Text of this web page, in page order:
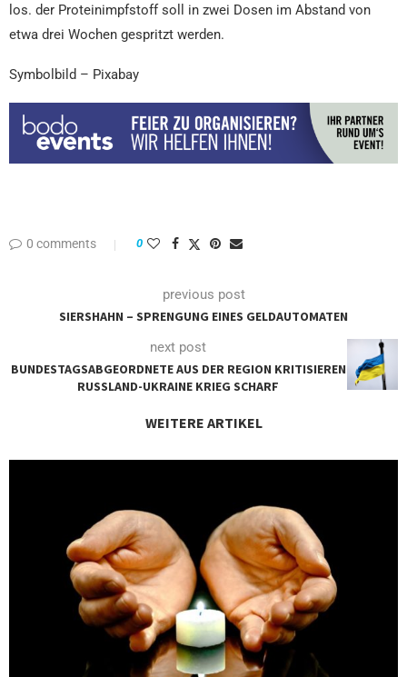
los. der Proteinimpfstoff soll in zwei Dosen im Abstand von
etwa drei Wochen gespritzt werden.
Symbolbild – Pixabay
0 comments 0
previous post
SIERSHAHN – SPRENGUNG EINES GELDAUTOMATEN
next post
BUNDESTAGSABGEORDNETE AUS DER REGION KRITISIEREN
RUSSLAND-UKRAINE KRIEG SCHARF
WEITERE ARTIKEL